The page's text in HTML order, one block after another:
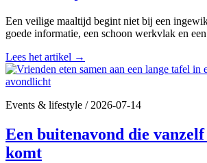
Een veilige maaltijd begint niet bij een
goede informatie, een schoon werkvlak en
Lees het artikel →
Events & lifestyle /2026-07-14
Een buitenavond die vanzelf
komt